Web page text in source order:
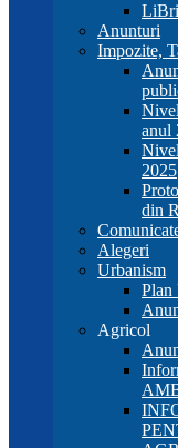
LiBri
Anunturi
Impozite,
anul
2025
din
Alegeri
Urbanism
Plan
Agricol